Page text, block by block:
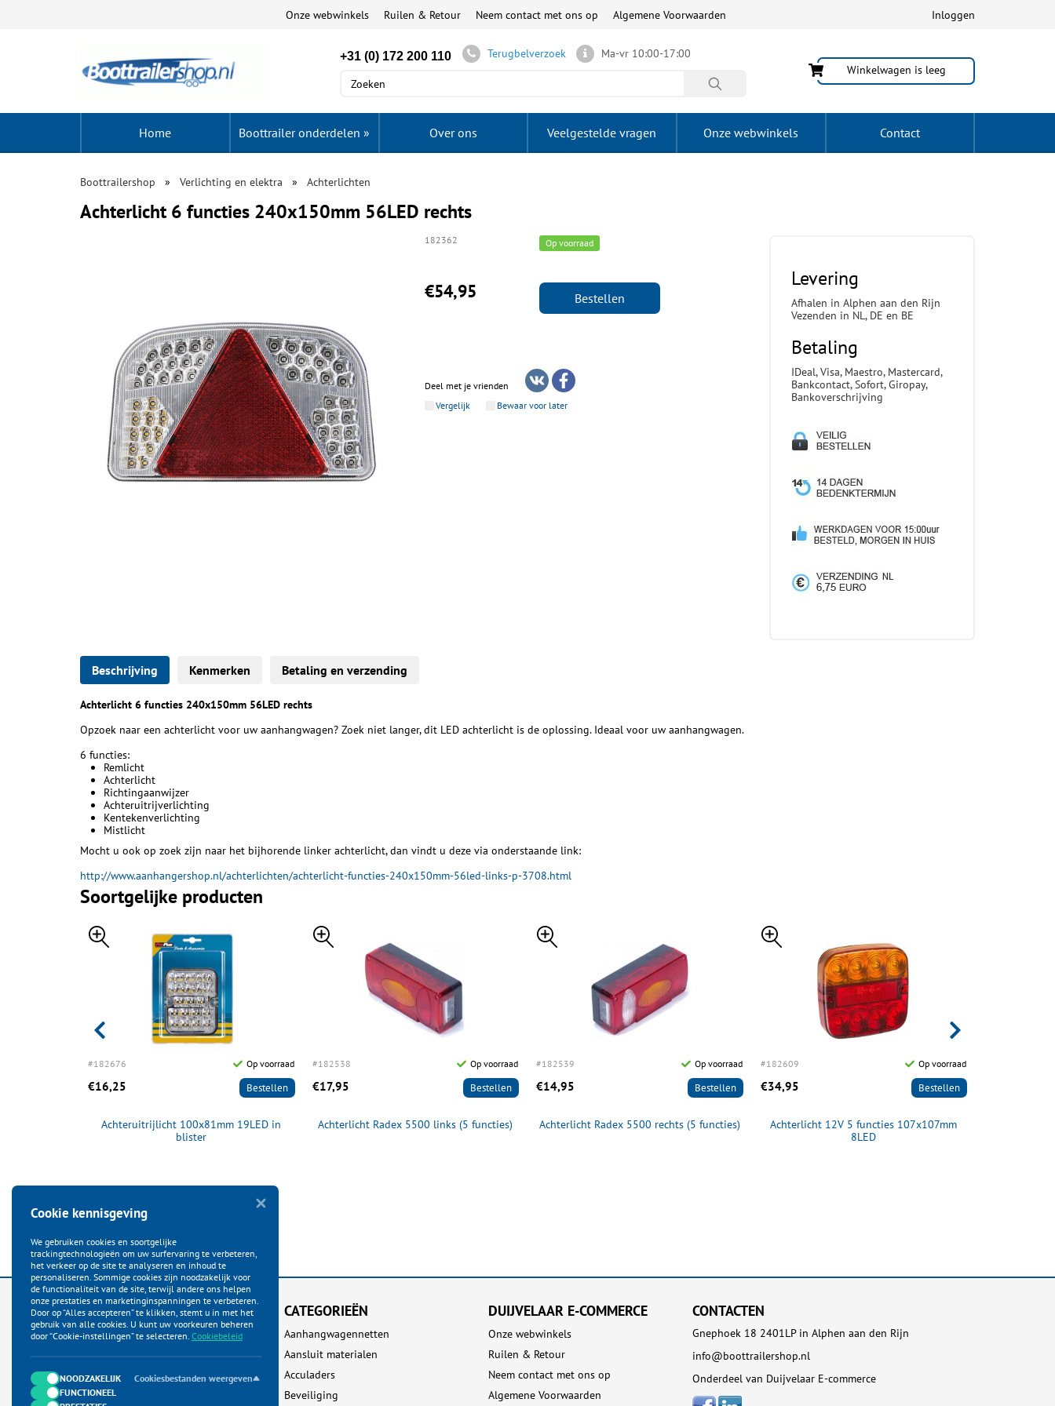
Inloggen
Onze webwinkels Ruilen & Retour Neem contact met ons op Algemene Voorwaarden
+31 (0) 172 200 110 Terugbelverzoek
Ma-vr 10:00-17:00
Winkelwagen is leeg
Home Boottrailer onderdelen » Over ons Veelgestelde vragen Onze webwinkels Contact
Boottrailershop Verlichting en elektra Achterlichten
Achterlicht 6 functies 240x150mm 56LED rechts
182362 Op voorraad
€54,95 Bestellen
Deel met je vrienden
Vergelijk
Bewaar voor later
Levering
Afhalen in Alphen aan den Rijn
Vezenden in NL, DE en BE
Betaling
IDeal, Visa, Maestro, Mastercard,
Bankcontact, Sofort, Giropay,
Bankoverschrijving
Beschrijving Kenmerken Betaling en verzending
Achterlicht 6 functies 240x150mm 56LED rechts
Opzoek naar een achterlicht voor uw aanhangwagen? Zoek niet langer, dit LED achterlicht is de oplossing. Ideaal voor uw aanhangwagen.
6 functies:
Remlicht
Achterlicht
Richtingaanwijzer
Achteruitrijverlichting
Kentekenverlichting
Mistlicht
Mocht u ook op zoek zijn naar het bijhorende linker achterlicht, dan vindt u deze via onderstaande link:
http://www.aanhangershop.nl/achterlichten/achterlicht-functies-240x150mm-56led-links-p-3708.html
Soortgelijke producten
#182676 Op voorraad
€16,25 Bestellen
Achteruitrijlicht 100x81mm 19LED in
blister
#182538 Op voorraad
€17,95 Bestellen
Achterlicht Radex 5500 links (5 functies)
#182539 Op voorraad
€14,95 Bestellen
Achterlicht Radex 5500 rechts (5 functies)
#182609 Op voorraad
€34,95 Bestellen
Achterlicht 12V 5 functies 107x107mm
8LED
KLANTENSERVICE
Startpagina
Bestellen
Betalen
Verzenden
CATEGORIEËN
Aanhangwagennetten
Aansluit materialen
Acculaders
Beveiliging
DUIJVELAAR E-COMMERCE
Onze webwinkels
Ruilen & Retour
Neem contact met ons op
Algemene Voorwaarden
CONTACTEN
Gnephoek 18 2401LP in Alphen aan den Rijn
info@boottrailershop.nl
Onderdeel van Duijvelaar E-commerce
Cookie kennisgeving
We gebruiken cookies en soortgelijke
trackingtechnologieën om uw surfervaring te verbeteren,
het verkeer op de site te analyseren en inhoud te
personaliseren. Sommige cookies zijn noodzakelijk voor
de functionaliteit van de site, terwijl andere ons helpen
onze prestaties en marketinginspanningen te verbeteren.
Door op “Alles accepteren” te klikken, stemt u in met het
gebruik van alle cookies. U kunt uw voorkeuren beheren
door “Cookie-instellingen” te selecteren. Cookiebeleid
NOODZAKELIJK
Cookiesbestanden weergeven
FUNCTIONEEL